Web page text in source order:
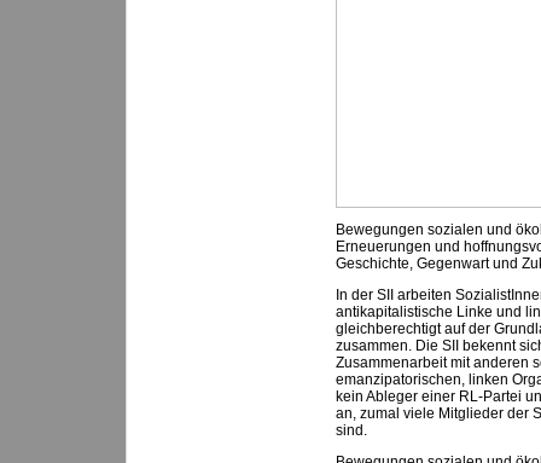
Bewegungen sozialen und
Erneuerungen und
Geschichte, Gegenwart und
In der SII arbeiten
antikapitalistische Linke und
gleichberechtigt auf der
zusammen. Die SII bekennt
Zusammenarbeit mit anderen
emanzipatorischen, linken
kein Ableger einer RL-Partei
an, zumal viele Mitglieder der
sind.